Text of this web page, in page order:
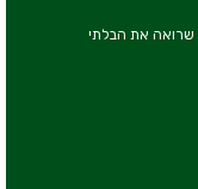
שרואה את הבלתי